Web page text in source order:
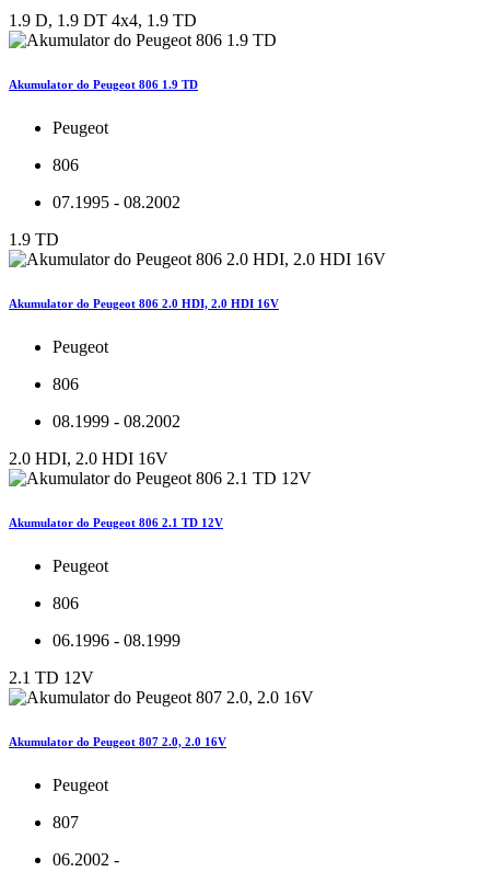
1.9 D, 1.9 DT 4x4, 1.9 TD
Akumulator do Peugeot 806 1.9 TD
Peugeot
806
07.1995 - 08.2002
1.9 TD
Akumulator do Peugeot 806 2.0 HDI, 2.0 HDI 16V
Peugeot
806
08.1999 - 08.2002
2.0 HDI, 2.0 HDI 16V
Akumulator do Peugeot 806 2.1 TD 12V
Peugeot
806
06.1996 - 08.1999
2.1 TD 12V
Akumulator do Peugeot 807 2.0, 2.0 16V
Peugeot
807
06.2002 -